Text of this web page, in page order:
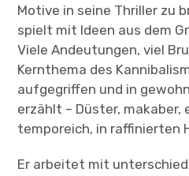
Motive in seine Thriller zu
spielt mit Ideen aus dem
Viele Andeutungen, viel
Kernthema des
aufgegriffen und in
erzählt – Düster, makaber,
temporeich, in raffinierten
Er arbeitet mit